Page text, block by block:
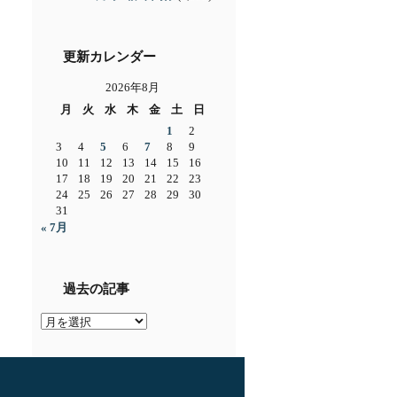
更新カレンダー
2026年8月
月
火 水 木 金 土
日
1
2
3
4 5 6 7 8
9
10
11 12 13 14 15
16
17
18 19 20 21 22
23
24
25 26 27 28 29
30
31
« 7月
過去の記事
過